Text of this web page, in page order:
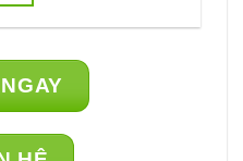
250.000VND
có